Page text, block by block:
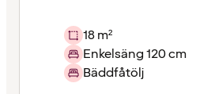
18 m²
Enkelsäng 120 cm
Bäddfåtölj